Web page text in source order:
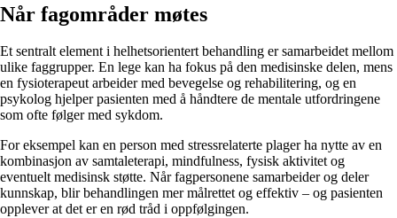
Når fagområder møtes
Et sentralt element i helhetsorientert behandling er samarbeidet mellom
ulike faggrupper. En lege kan ha fokus på den medisinske delen, mens
en fysioterapeut arbeider med bevegelse og rehabilitering, og en
psykolog hjelper pasienten med å håndtere de mentale utfordringene
som ofte følger med sykdom.
For eksempel kan en person med stressrelaterte plager ha nytte av en
kombinasjon av samtaleterapi, mindfulness, fysisk aktivitet og
eventuelt medisinsk støtte. Når fagpersonene samarbeider og deler
kunnskap, blir behandlingen mer målrettet og effektiv – og pasienten
opplever at det er en rød tråd i oppfølgingen.